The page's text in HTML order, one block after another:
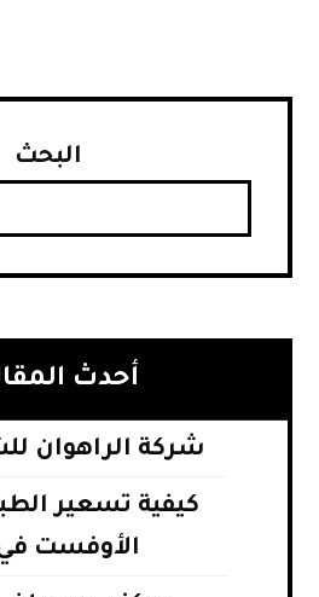
البحث
أحدث
شركة الراهوان
كيفية تسعير
الأوفست